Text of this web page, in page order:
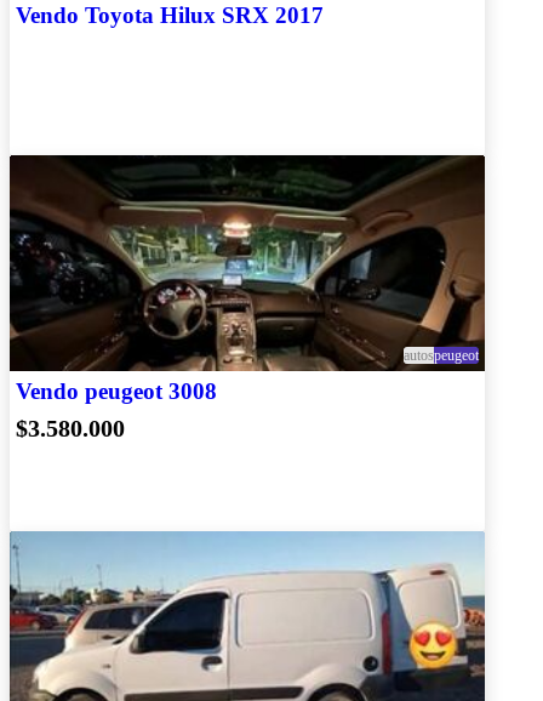
Vendo Toyota Hilux SRX 2017
autospeugeot
Vendo peugeot 3008
$3.580.000